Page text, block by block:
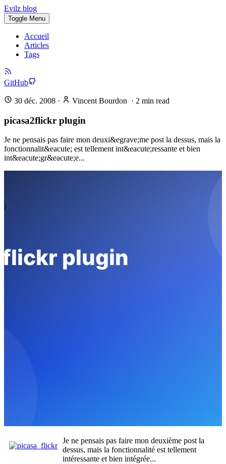
Evilz blog
Toggle Menu
Accueil
Articles
Tags
GitHub
30 déc. 2008 · Vincent Bourdon · 2 min read
picasa2flickr plugin
Je ne pensais pas faire mon deuxi&egrave;me post la dessus, mais la
fonctionnalit&eacute; est tellement int&eacute;ressante et bien
int&eacute;gr&eacute;e...
Je ne pensais pas faire mon deuxième post la
dessus, mais la fonctionnalité est tellement
intéressante et bien intégrée...